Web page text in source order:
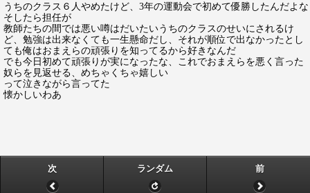
うちのクラス６人やめたけど、3年の運動会で初めて優勝したんだよな
そしたら担任が
教師たちの間では悪い噂はだいたいうちのクラスのせいにされるけ
ど、勉強は出来なくても一生懸命だし、それが順位で出なかったとし
ても俺はおまえらの頑張りを知ってるから好きなんだ
でも今日初めて頑張りが実になったな、これでおまえらを悪く言った
奴らを見返せる、めちゃくちゃ嬉しい
って泣きながら言ってた
懐かしいわあ
次 ランダム 前